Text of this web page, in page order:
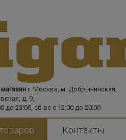
г. Москва, м. Добрынинская,
д. 9,
до 23:00, сб-вс с 12:00 до 20:00
Контакты